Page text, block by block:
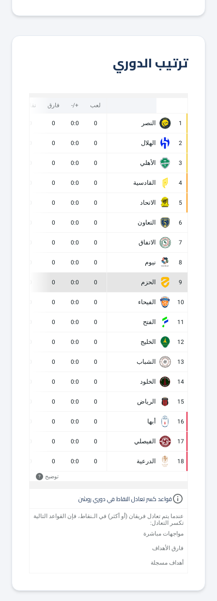
ترتيب الدوري
لعب +/- فارق نقاط
1 النصر 0
0:0
0
2 الهلال 0
0:0
0
3 الأهلي 0
0:0
0
4 القادسية 0
0:0
0
5 الاتحاد 0
0:0
0
6 التعاون 0
0:0
0
7 الاتفاق 0
0:0
0
8 نيوم 0
0:0
0
9 الحزم 0
0:0
0
10 الفيحاء 0
0:0
0
11 الفتح 0
0:0
0
12 الخليج 0
0:0
0
13 الشباب 0
0:0
0
14 الخلود 0
0:0
0
15 الرياض 0
0:0
0
16 أبها 0
0:0
0
17 الفيصلي 0
0:0
0
18 الدرعية 0
0:0
0
توضيح ?
قواعد كسر تعادل النقاط في دوري روشن
عندما يتم تعادل فريقان (أو أكثر) في الـنقاط، فإن القواعد التالية
تكسر التعادل:
مواجهات مباشرة
فارق الأهداف
أهداف مسجلة